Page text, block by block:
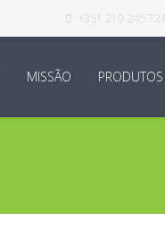
+351 219 245 721
MISSÃO PRODUTOS